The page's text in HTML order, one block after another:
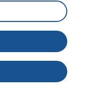
revue de
de l’éducation
Porte,
des métiers de